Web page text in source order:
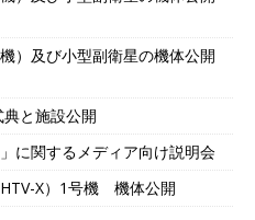
）及び小型副衛星の機体公開
典と施設公開
に関するメディア向け説明会
X）1号機 機体公開